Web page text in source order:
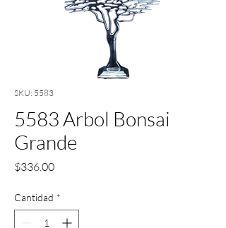
SKU: 5583
5583 Arbol Bonsai
Grande
$336.00Precio
Cantidad *